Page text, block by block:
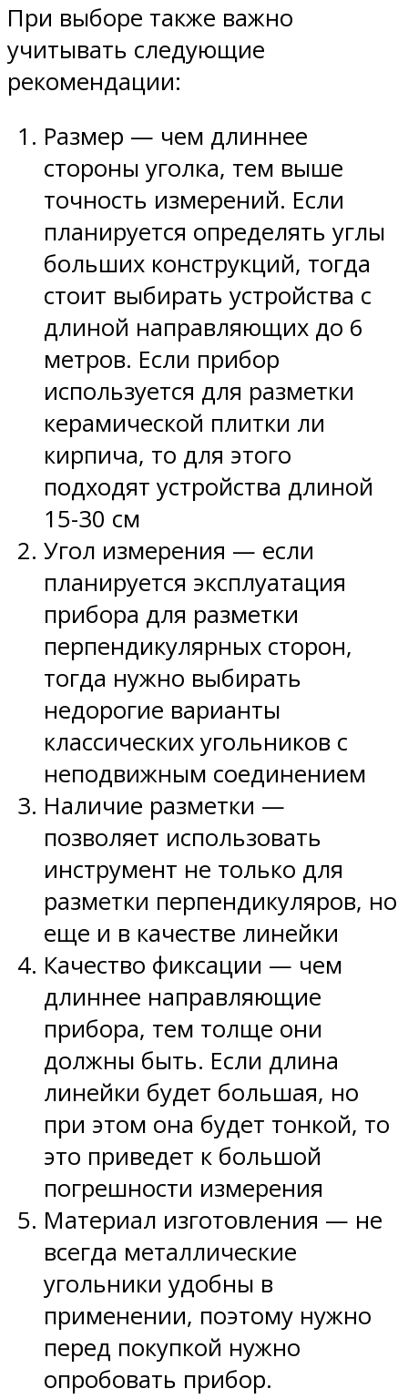
При выборе также важно
учитывать следующие
рекомендации:
Размер — чем длиннее
стороны уголка, тем выше
точность измерений. Если
планируется определять углы
больших конструкций, тогда
стоит выбирать устройства с
длиной направляющих до 6
метров. Если прибор
используется для разметки
керамической плитки ли
кирпича, то для этого
подходят устройства длиной
15-30 см
Угол измерения — если
планируется эксплуатация
прибора для разметки
перпендикулярных сторон,
тогда нужно выбирать
недорогие варианты
классических угольников с
неподвижным соединением
Наличие разметки —
позволяет использовать
инструмент не только для
разметки перпендикуляров, но
еще и в качестве линейки
Качество фиксации — чем
длиннее направляющие
прибора, тем толще они
должны быть. Если длина
линейки будет большая, но
при этом она будет тонкой, то
это приведет к большой
погрешности измерения
Материал изготовления — не
всегда металлические
угольники удобны в
применении, поэтому нужно
перед покупкой нужно
опробовать прибор.